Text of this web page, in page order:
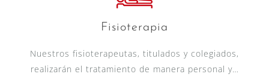
Fisioterapia
Nuestros fisioterapeutas, titulados y colegiados,
realizarán el tratamiento de manera personal y…